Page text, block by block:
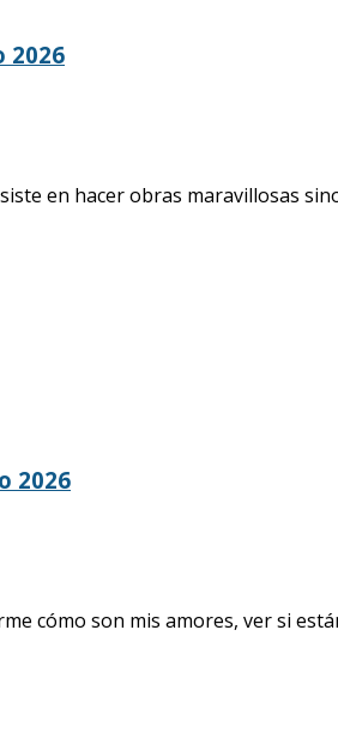
2026
en hacer obras maravillosas
2026
cómo son mis amores, ver si